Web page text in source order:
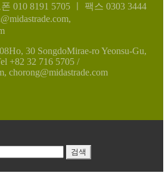
010 8191 5705
팩스 0303 3444
30 SongdoMirae-ro Yeonsu-Gu,
+82 32 716 5705 /
chorong@midastrade.com
검색